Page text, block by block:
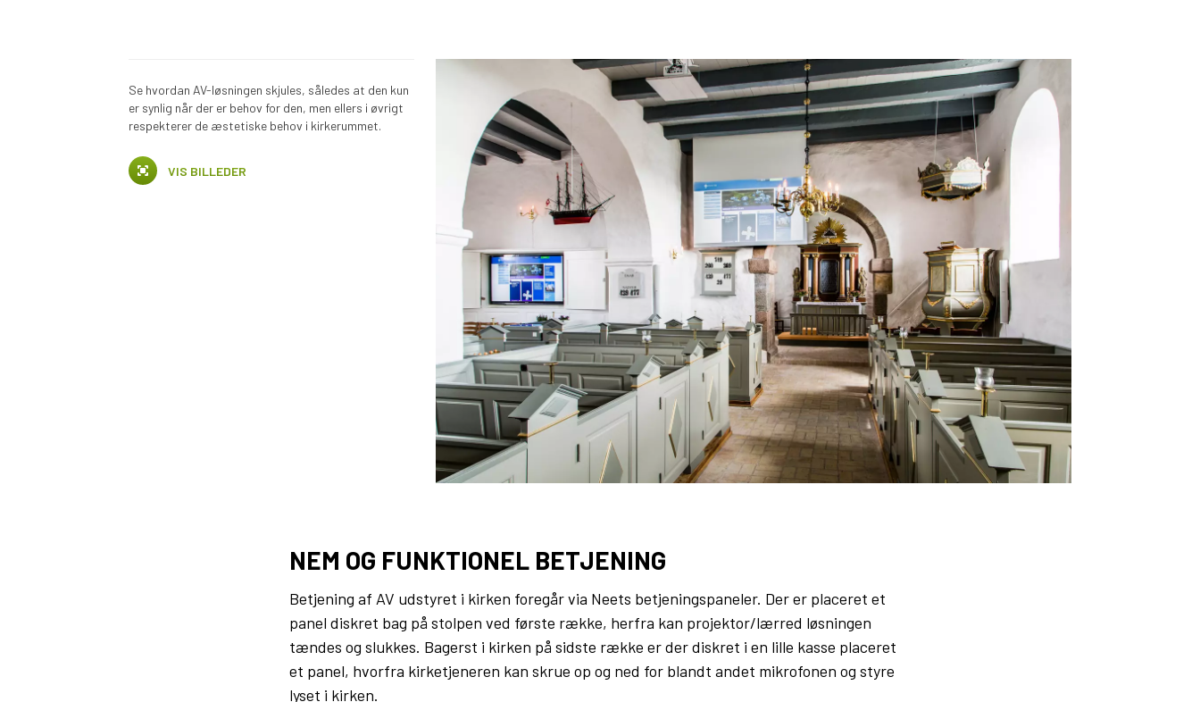
Se hvordan AV-løsningen skjules, således at den kun
er synlig når der er behov for den, men ellers i øvrigt
respekterer de æstetiske behov i kirkerummet.
VIS BILLEDER
NEM OG FUNKTIONEL BETJENING
Betjening af AV udstyret i kirken foregår via Neets betjeningspaneler. Der er placeret et
panel diskret bag på stolpen ved første række, herfra kan projektor/lærred løsningen
tændes og slukkes. Bagerst i kirken på sidste række er der diskret i en lille kasse placeret
et panel, hvorfra kirketjeneren kan skrue op og ned for blandt andet mikrofonen og styre
lyset i kirken.